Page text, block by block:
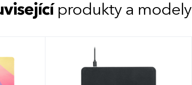
produkty a modely